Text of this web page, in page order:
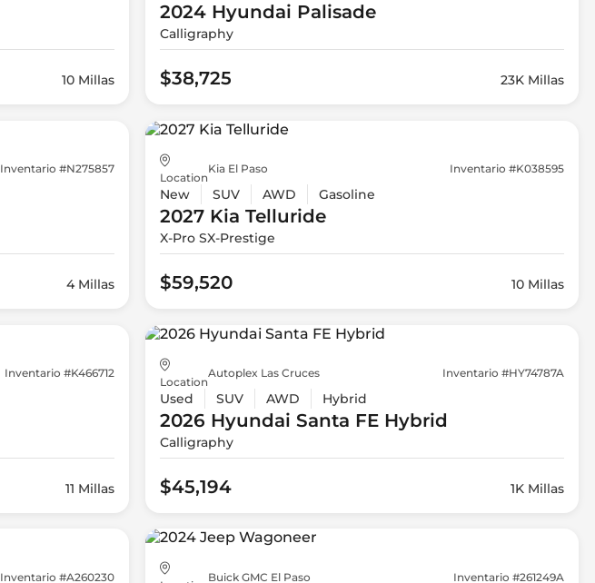
10 Millas
2024 Hyundai Palisade
Calligraphy
$38,725 23K Millas
Inventario #N275857
4 Millas
Location
Kia El Paso Inventario #K038595
New SUV AWD Gasoline
2027 Kia Telluride
X-Pro SX-Prestige
$59,520 10 Millas
Inventario #K466712
11 Millas
Location
Autoplex Las Cruces Inventario #HY74787A
Used SUV AWD Hybrid
2026 Hyundai Santa FE Hybrid
Calligraphy
$45,194 1K Millas
Inventario #A260230 Buick GMC El Paso Inventario #261249A